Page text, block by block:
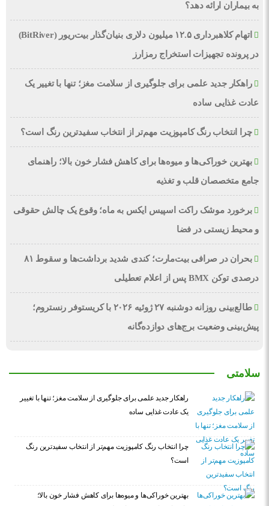
به بیماران ارائه دهد؟
اتهام کلاهبرداری ۱۲.۵ میلیون دلاری بنیان‌گذار بیت‌ریور (BitRiver)
در پرونده تجهیزات استخراج رمزارز
راهکار جدید علمی برای جلوگیری از سلامت مغز؛ تنها با تغییر یک
عادت غذایی ساده
چرا انتخاب رنگ کامپوزیت مهم‌تر از انتخاب سفیدترین رنگ است؟
بهترین خوراکی‌ها و میوه‌ها برای کاهش فشار خون بالا؛ راهنمای
جامع متخصصان قلب و تغذیه
برخورد موشک راکت اسپیس ایکس به ماه؛ وقوع یک چالش حقوقی
و محیط زیستی در فضا
بحران در صرافی بیت‌مارت؛ کندی شدید برداشت‌ها و سقوط ۸۱
درصدی توکن BMX پس از اعلام تعطیلی
طالع‌بینی روزانه دوشنبه ۲۷ ژوئیه ۲۰۲۶ با کریستوفر رنستروم؛
پیش‌بینی وضعیت برج‌های دوازده‌گانه
سلامتی
راهکار جدید علمی برای جلوگیری از سلامت مغز؛ تنها با تغییر
یک عادت غذایی ساده
چرا انتخاب رنگ کامپوزیت مهم‌تر از انتخاب سفیدترین رنگ
است؟
بهترین خوراکی‌ها و میوه‌ها برای کاهش فشار خون بالا؛